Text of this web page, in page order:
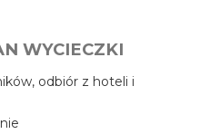
WYCIECZKI
odbiór z hoteli i